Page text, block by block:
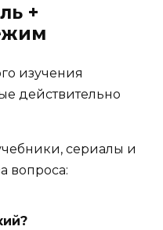
+
сериалы и
вопроса: